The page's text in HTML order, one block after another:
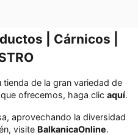
| Cárnicos |
de la gran variedad de
ofrecemos, haga clic aquí․
aprovechando la diversidad
visite BalkanicaOnline․